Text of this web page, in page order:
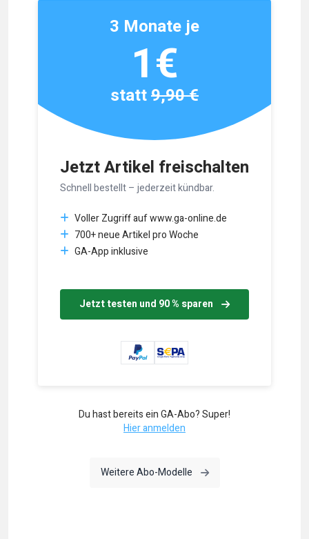
Jetzt Artikel freischalten
Schnell bestellt – jederzeit kündbar.
Voller Zugriff auf www.ga-online.de
700+ neue Artikel pro Woche
GA-App inklusive
Jetzt testen und 90 % sparen
3 Monate je
1€
statt9,90 €
Du hast bereits ein GA-Abo? Super!
Hier anmelden
Weitere Abo-Modelle